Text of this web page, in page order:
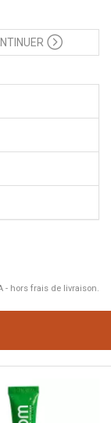
- hors frais de livraison.